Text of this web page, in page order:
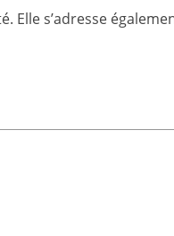
Elle s’adresse